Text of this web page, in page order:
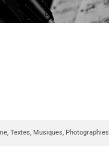
Textes, Musiques, Photographies